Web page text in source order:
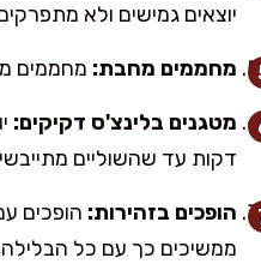
יוצאים גמישים ולא
מחממים מחבת: מחממים
מטגנים בלינצ'ס דקיקים:
דקות עד שהשוליים
הופכים בזהירות:
ממשיכים כך עם כל